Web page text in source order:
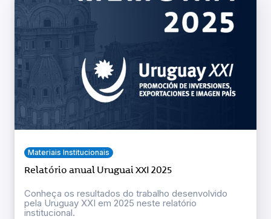
Materiais Institucionais
Relatório anual Uruguai XXI 2025
Conheça os resultados do trabalho desenvolvido
pela Uruguay XXI em 2025 neste relatório
institucional.